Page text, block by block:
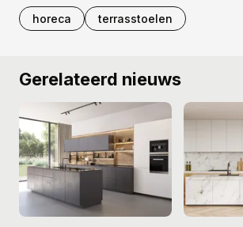
horeca terrasstoelen
Gerelateerd nieuws